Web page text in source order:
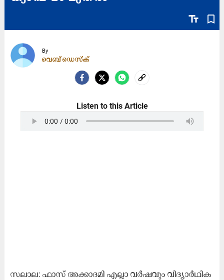
text_fields bookmark_border
By
വെബ് ഡെസ്ക്
Listen to this Article
സ​ലാ​ല: ഫാ​സ്‌ അ​ക്കാ​ദ​മി എ​ല്ലാ വ​ർ​ഷ​വും വി​ദ്യാ​ർ​ഥി​ക​